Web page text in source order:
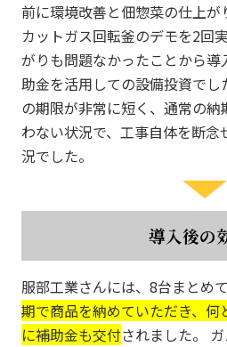
前に環境改善と佃惣菜の仕上
カットガス回転釜のデモを2回
がりも問題なかったことから
助金を活用しての設備投資で
の期限が非常に短く、通常の
わない状況で、工事自体を断
況でした。
導入後の
服部工業さんには、8台まとめ
期で商品を納めていただき、
に補助金も交付されました。